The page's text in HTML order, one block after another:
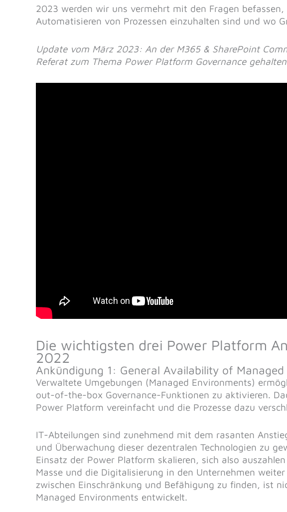
2023 werden wir uns vermehrt mit den Fragen befassen,
Automatisieren von Prozessen einzuhalten sind und wo
Update vom März 2023: An der M365 & SharePoint
Referat zum Thema Power Platform Governance
Die wichtigsten drei Power Platform
2022
Ankündigung 1: General Availability of
Verwaltete Umgebungen (Managed Environments)
out-of-the-box Governance-Funktionen zu aktivieren.
Power Platform vereinfacht und die Prozesse dazu
IT-Abteilungen sind zunehmend mit dem rasanten
und Überwachung dieser dezentralen Technologien zu
Einsatz der Power Platform skalieren, sich also
Masse und die Digitalisierung in den Unternehmen
zwischen Einschränkung und Befähigung zu finden, ist
Managed Environments entwickelt.